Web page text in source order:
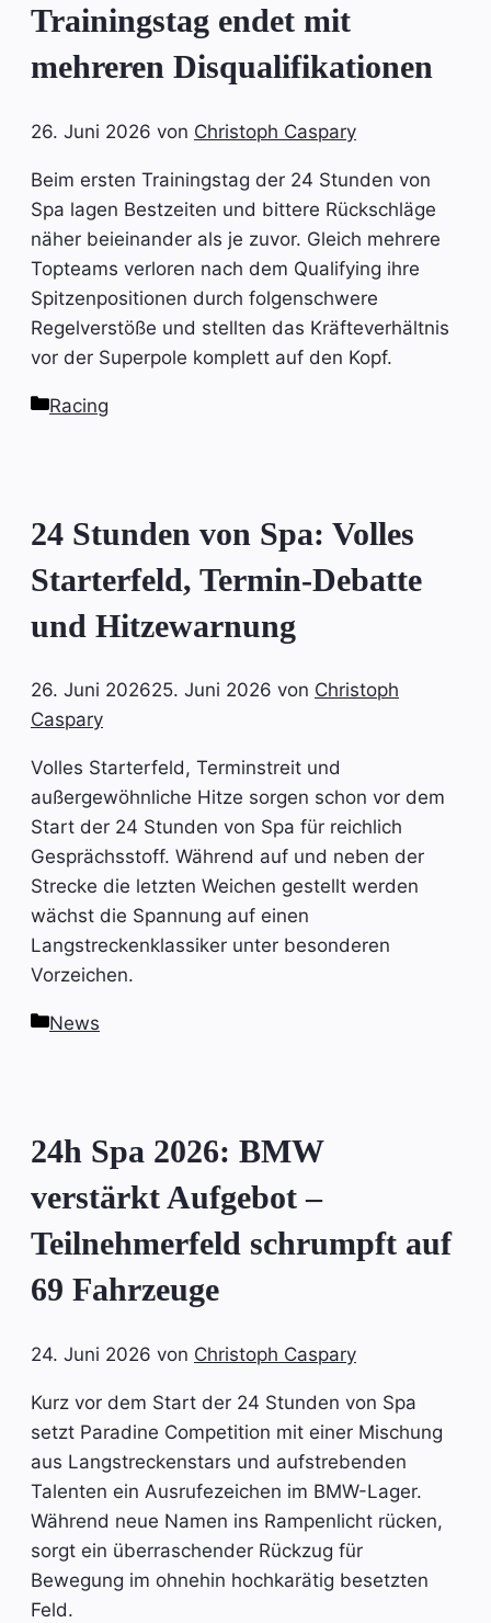
Trainingstag endet mit
mehreren Disqualifikationen
26. Juni 2026 von Christoph Caspary
Beim ersten Trainingstag der 24 Stunden von
Spa lagen Bestzeiten und bittere Rückschläge
näher beieinander als je zuvor. Gleich mehrere
Topteams verloren nach dem Qualifying ihre
Spitzenpositionen durch folgenschwere
Regelverstöße und stellten das Kräfteverhältnis
vor der Superpole komplett auf den Kopf.
Kategorien
Racing
24 Stunden von Spa: Volles
Starterfeld, Termin-Debatte
und Hitzewarnung
26. Juni 202625. Juni 2026 von Christoph
Caspary
Volles Starterfeld, Terminstreit und
außergewöhnliche Hitze sorgen schon vor dem
Start der 24 Stunden von Spa für reichlich
Gesprächsstoff. Während auf und neben der
Strecke die letzten Weichen gestellt werden
wächst die Spannung auf einen
Langstreckenklassiker unter besonderen
Vorzeichen.
Kategorien
News
24h Spa 2026: BMW
verstärkt Aufgebot –
Teilnehmerfeld schrumpft auf
69 Fahrzeuge
24. Juni 2026 von Christoph Caspary
Kurz vor dem Start der 24 Stunden von Spa
setzt Paradine Competition mit einer Mischung
aus Langstreckenstars und aufstrebenden
Talenten ein Ausrufezeichen im BMW-Lager.
Während neue Namen ins Rampenlicht rücken,
sorgt ein überraschender Rückzug für
Bewegung im ohnehin hochkarätig besetzten
Feld.